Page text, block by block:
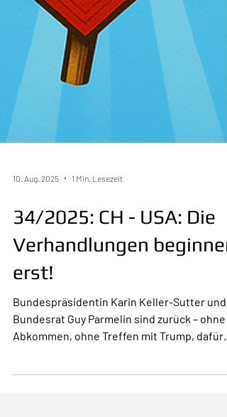
34/2025: CH - USA: Die
Verhandlungen beginnen
erst!
Bundespräsidentin Karin Keller-Sutter und
Bundesrat Guy Parmelin sind zurück – ohne
mit 39 %...